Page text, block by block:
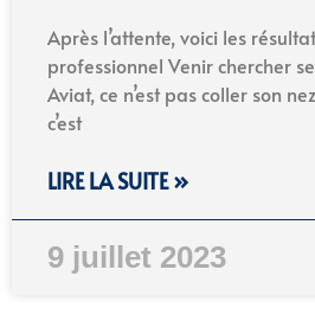
Après l’attente, voici les
professionnel Venir chercher
Aviat, ce n’est pas coller son
c’est
LIRE LA SUITE »
9 juillet 2023